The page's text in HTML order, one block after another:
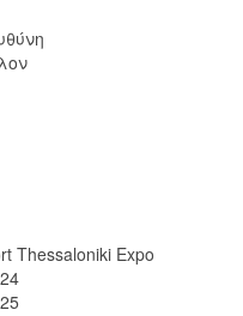
Thessaloniki Expo